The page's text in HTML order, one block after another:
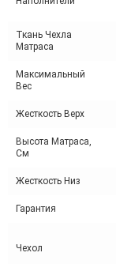
Ткань Чехла
Матраса
Максимальный
Вес
Жесткость Верх
Высота Матраса,
См
Жесткость Низ
Гарантия
Чехол